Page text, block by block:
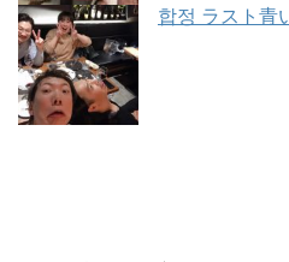
합정 ラスト青